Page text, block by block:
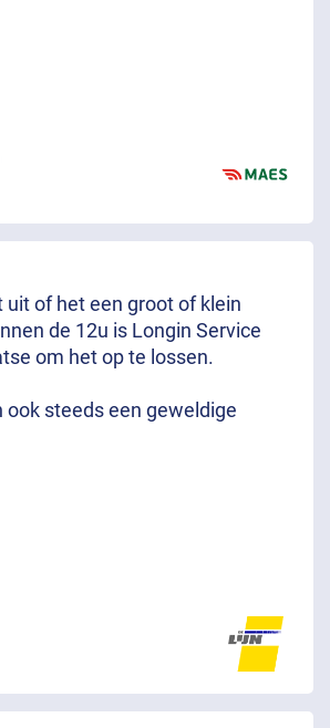
uit of het een groot of klein
de 12u is Longin Service
om het op te lossen.
ook steeds een geweldige